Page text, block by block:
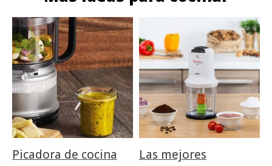
Picadora de cocina
Las mejores